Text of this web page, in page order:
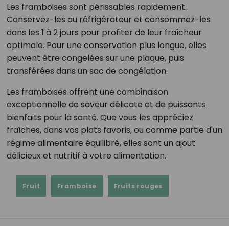
Les framboises sont périssables rapidement.
Conservez-les au réfrigérateur et consommez-les
dans les 1 à 2 jours pour profiter de leur fraîcheur
optimale. Pour une conservation plus longue, elles
peuvent être congelées sur une plaque, puis
transférées dans un sac de congélation.
Les framboises offrent une combinaison
exceptionnelle de saveur délicate et de puissants
bienfaits pour la santé. Que vous les appréciez
fraîches, dans vos plats favoris, ou comme partie d'un
régime alimentaire équilibré, elles sont un ajout
délicieux et nutritif à votre alimentation.
Fruit Framboise Fruits rouges